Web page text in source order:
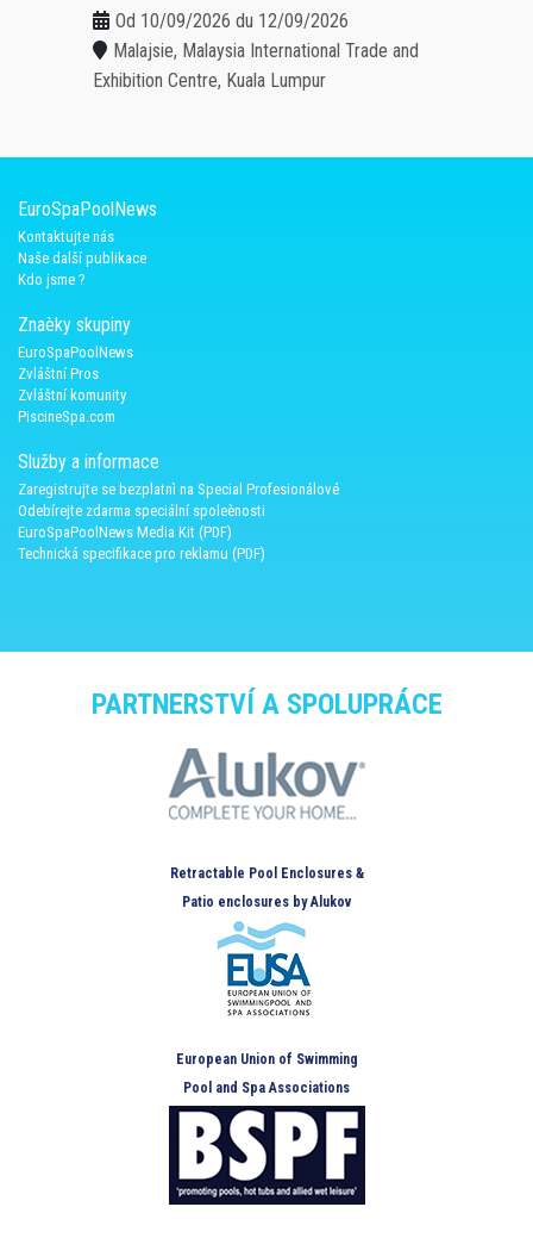
Od 10/09/2026 du 12/09/2026
Malajsie, Malaysia International Trade and
Exhibition Centre, Kuala Lumpur
EuroSpaPoolNews
Kontaktujte nás
Naše další publikace
Kdo jsme ?
Znaèky skupiny
EuroSpaPoolNews
Zvláštní Pros
Zvláštní komunity
PiscineSpa.com
Služby a informace
Zaregistrujte se bezplatnì na Special Profesionálové
Odebírejte zdarma speciální spoleènosti
EuroSpaPoolNews Media Kit (PDF)
Technická specifikace pro reklamu (PDF)
PARTNERSTVÍ A SPOLUPRÁCE
Retractable Pool Enclosures &
Patio enclosures by Alukov
European Union of Swimming
Pool and Spa Associations